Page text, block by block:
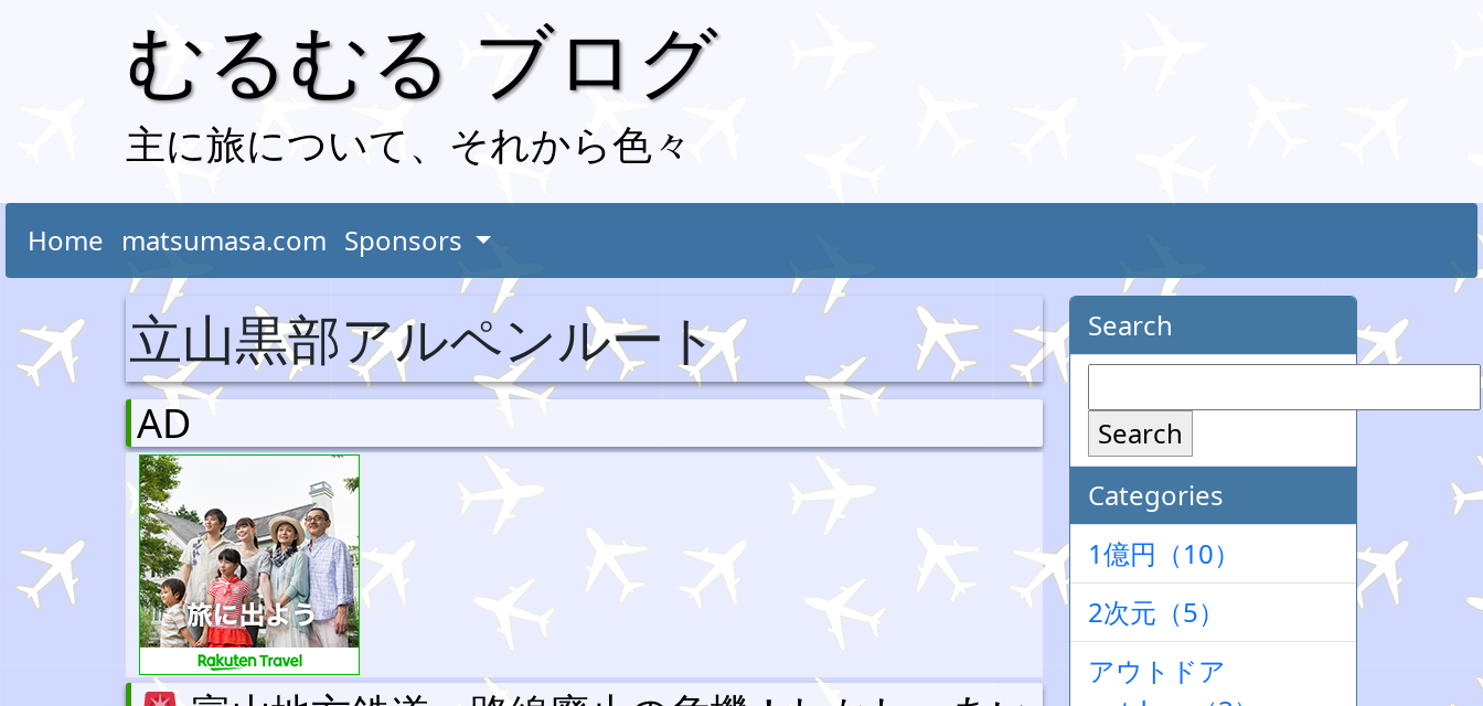
むるむる ブログ
主に旅について、それから色々
Home matsumasa.com Sponsors
立山黒部アルペンルート
AD
Search
Search
Categories
1億円（10）
2次元（5）
アウトドア